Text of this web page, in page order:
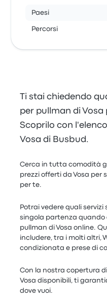
Paesi
Percorsi
Ti stai chiedendo
per pullman di Vosa
Scoprilo con
Vosa di Busbud.
Cerca in tutta comodità
prezzi offerti da Vosa per
per te.
Potrai vedere quali
singola partenza quando
pullman di Vosa online.
includere, tra i molti altri,
condizionata e prese di
Con la nostra copertura
Vosa disponibili, ti
dove vuoi.